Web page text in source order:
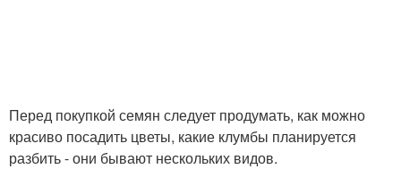
Перед покупкой семян следует продумать, как можно
красиво посадить цветы, какие клумбы планируется
разбить - они бывают нескольких видов.